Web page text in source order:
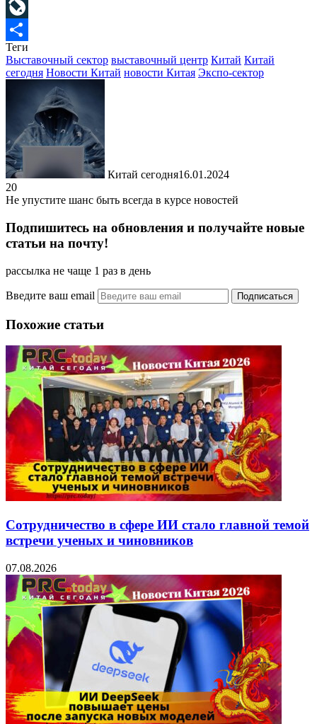
Mail.Ru
LiveJournal
Отправить
Теги
Выставочный сектор выставочный центр Китай Китай
сегодня Новости Китай новости Китая Экспо-сектор
Китай сегодня16.01.2024
20
Не упустите шанс быть всегда в курсе новостей
Подпишитесь на обновления и получайте новые
статьи на почту!
рассылка не чаще 1 раз в день
Введите ваш email
Похожие статьи
Сотрудничество в сфере ИИ стало главной темой
встречи ученых и чиновников
07.08.2026